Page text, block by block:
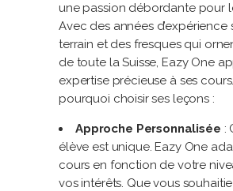
une passion débordante pour
Avec des années d’expérience
terrain et des fresques qui
de toute la Suisse, Eazy One
expertise précieuse à ses
pourquoi choisir ses leçons :
Approche Personnalisée :
élève est unique. Eazy One
cours en fonction de votre
vos intérêts. Que vous